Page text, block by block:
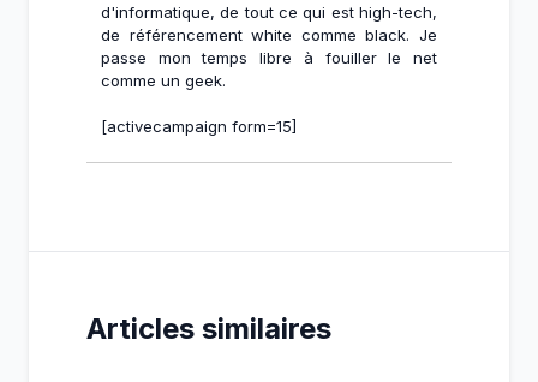
d'informatique, de tout ce qui est high-tech,
de référencement white comme black. Je
passe mon temps libre à fouiller le net
comme un geek.
[activecampaign form=15]
Articles similaires